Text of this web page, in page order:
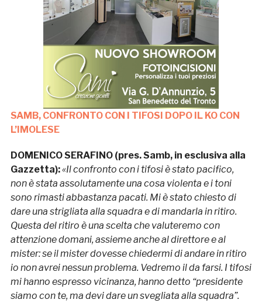
SAMB, CONFRONTO CON I TIFOSI DOPO IL KO CON
L’IMOLESE
DOMENICO SERAFINO (pres. Samb, in esclusiva alla
Gazzetta):«Il confronto con i tifosi è stato pacifico,
non è stata assolutamente una cosa violenta e i toni
sono rimasti abbastanza pacati. Mi è stato chiesto di
dare una strigliata alla squadra e di mandarla in ritiro.
Questa del ritiro è una scelta che valuteremo con
attenzione domani, assieme anche al direttore e al
mister: se il mister dovesse chiedermi di andare in ritiro
io non avrei nessun problema. Vedremo il da farsi. I tifosi
mi hanno espresso vicinanza, hanno detto “presidente
siamo con te, ma devi dare un svegliata alla squadra”.